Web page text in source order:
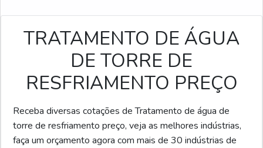
TRATAMENTO DE ÁGUA
DE TORRE DE
RESFRIAMENTO PREÇO
Receba diversas cotações de Tratamento de água de
torre de resfriamento preço, veja as melhores indústrias,
faça um orçamento agora com mais de 30 indústrias de